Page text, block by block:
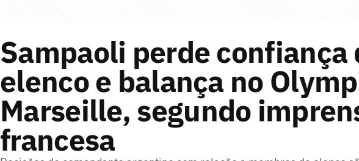
Sampaoli perde confiança
elenco e balança no
Marseille, segundo
francesa